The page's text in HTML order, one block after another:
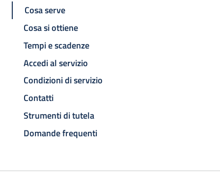
Cosa serve
Cosa si ottiene
Tempi e scadenze
Accedi al servizio
Condizioni di servizio
Contatti
Strumenti di tutela
Domande frequenti